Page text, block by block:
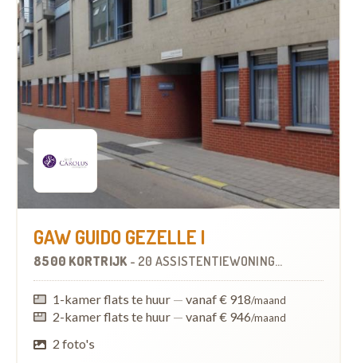
GAW GUIDO GEZELLE I
8500 KORTRIJK - 20 ASSISTENTIEWONINGEN
1-kamer flats te huur — vanaf € 918/maand
2-kamer flats te huur — vanaf € 946/maand
2 foto's